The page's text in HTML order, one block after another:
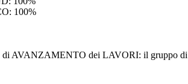
100%
dei LAVORI: il gruppo di